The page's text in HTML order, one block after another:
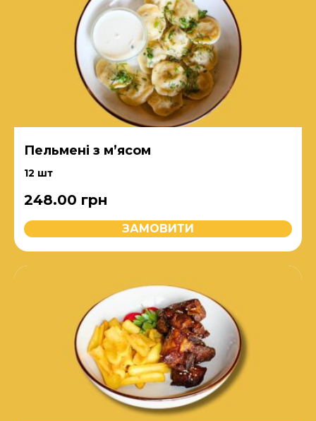
Пельмені з м’ясом
12 шт
248.00 грн
ЗАМОВИТИ